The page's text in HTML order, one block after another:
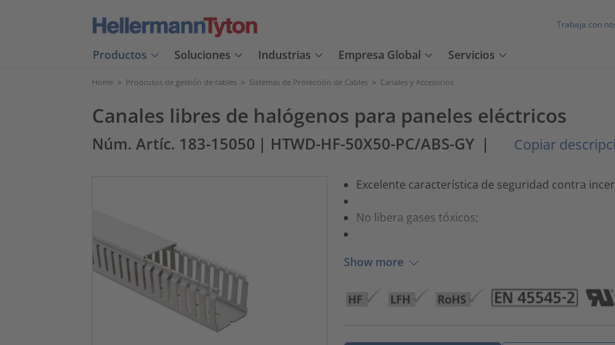
Trabaja con
Productos Soluciones Industrias Empresa Global Servicios
Home > Prodcutos de gestión de cables > Sistemas de Protección de Cables > Canales y Accesorios
Canales libres de halógenos para paneles eléctricos
Núm. Artíc. 183-15050 | HTWD-HF-50X50-PC/ABS-GY | Copiar
Excelente característica de seguridad contra
No libera gases tóxicos;
Show more